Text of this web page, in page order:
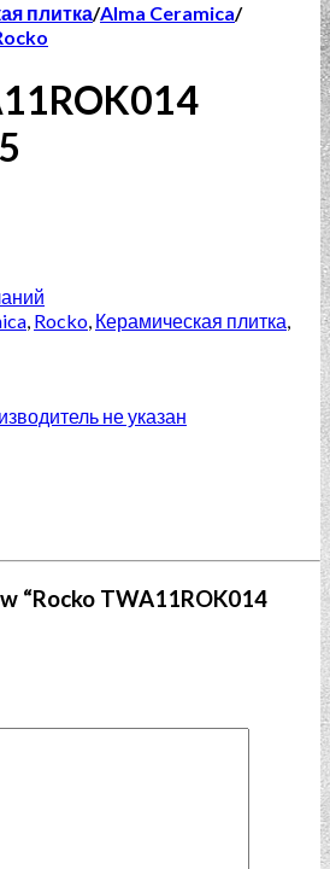
плитка/Alma Ceramica/
, Rocko, Керамическая плитка,
не указан
“Rocko TWA11ROK014